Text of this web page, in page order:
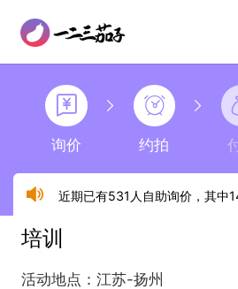
询价 约拍
近期已有531人自助询价，其中
培训
活动地点：江苏-扬州